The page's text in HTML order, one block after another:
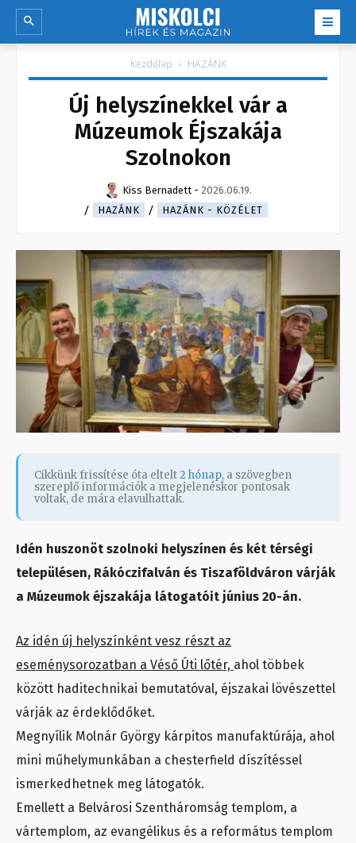
Kezdőlap HAZÁNK
Új helyszínekkel vár a
Múzeumok Éjszakája
Szolnokon
Kiss Bernadett - 2026.06.19.
HAZÁNK
HAZÁNK - KÖZÉLET
Cikkünk frissítése óta eltelt2 hónap, a szövegben
szereplő információk a megjelenéskor pontosak
voltak, de mára elavulhattak.
Idén huszonöt szolnoki helyszínen és két térségi
településen, Rákóczifalván és Tiszaföldváron várják
a Múzeumok éjszakája látogatóit június 20-án.
Az idén új helyszínként vesz részt az
eseménysorozatban a Véső Úti lőtér, ahol többek
között haditechnikai bemutatóval, éjszakai lövészettel
várják az érdeklődőket.
Megnyílik Molnár György kárpitos manufaktúrája, ahol
mini műhelymunkában a chesterfield díszítéssel
ismerkedhetnek meg látogatók.
Emellett a Belvárosi Szentháromság templom, a
vártemplom, az evangélikus és a református templom